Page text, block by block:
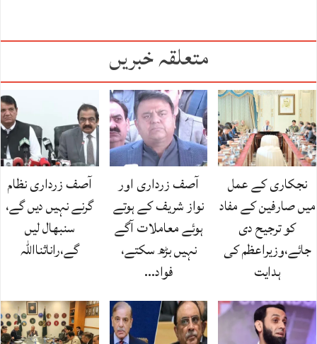
متعلقہ خبریں
نجکاری کے عمل
میں صارفین کے مفاد
کو ترجیح دی
جائے،وزیراعظم کی
ہدایت
آصف زرداری اور
نواز شریف کے ہوتے
ہوئے معاملات آگے
نہیں بڑھ سکتے،
فواد…
آصف زرداری نظام
گرنے نہیں دیں گے،
سنبھال لیں
گے،راناثنااللہ